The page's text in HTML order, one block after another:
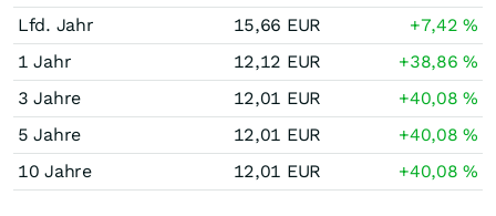
Lfd. Jahr
15,66 EUR +7,42%
1 Jahr
12,12 EUR +38,86%
3 Jahre
12,01 EUR +40,08%
5 Jahre
12,01 EUR +40,08%
10 Jahre
12,01 EUR +40,08%